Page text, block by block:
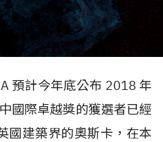
預計今年底公布 2018 年
國際卓越獎的獲選者已經
國建築界的奧斯卡，在本